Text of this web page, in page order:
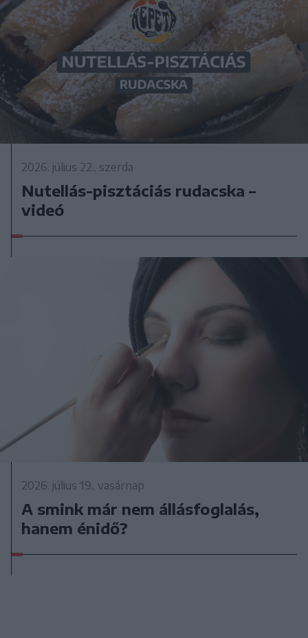
2026. július 22., szerda
Nutellás-pisztáciás rudacska –
videó
2026. július 19., vasárnap
A smink már nem állásfoglalás,
hanem énidő?